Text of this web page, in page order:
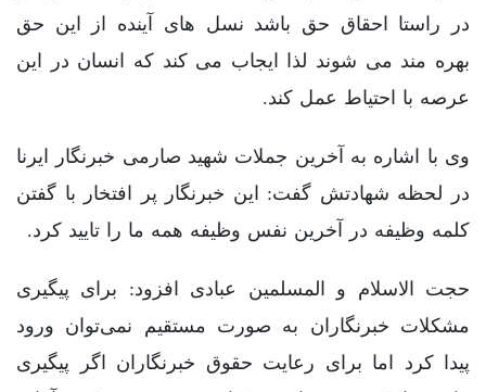
در راستا احقاق حق باشد نسل های آینده از این حق
بهره مند می شوند لذا ایجاب می کند که انسان در این
عرصه با احتیاط عمل کند.
وی با اشاره به آخرین جملات شهید صارمی خبرنگار ایرنا
در لحظه شهادتش گفت: این خبرنگار پر افتخار با گفتن
کلمه وظیفه در آخرین نفس وظیفه همه ما را تایید کرد.
حجت الاسلام و المسلمین عبادی افزود: برای پیگیری
مشکلات خبرنگاران به صورت مستقیم نمی‌توان ورود
پیدا کرد اما برای رعایت حقوق خبرنگاران اگر پیگیری